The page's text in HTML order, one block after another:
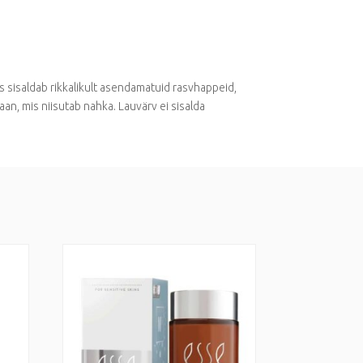
rikkalikult asendamatuid rasvhappeid,
mis niisutab nahka. Lauvärv ei sisalda